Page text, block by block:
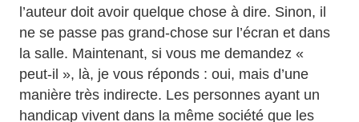
l’auteur doit avoir quelque chose à dire. Sinon, il
ne se passe pas grand-chose sur l’écran et dans
la salle. Maintenant, si vous me demandez «
peut-il », là, je vous réponds : oui, mais d’une
manière très indirecte. Les personnes ayant un
handicap vivent dans la même société que les